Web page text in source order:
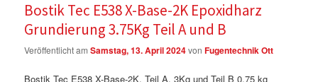
Bostik Tec E538 X-Base-2K Epoxidharz
Grundierung 3.75Kg Teil A und B
Veröffentlicht amSamstag, 13. April 2024vonFugentechnik Ott
Bostik Tec E538 X-Base-2K, Teil A, 3Kg und Teil B 0,75 kg